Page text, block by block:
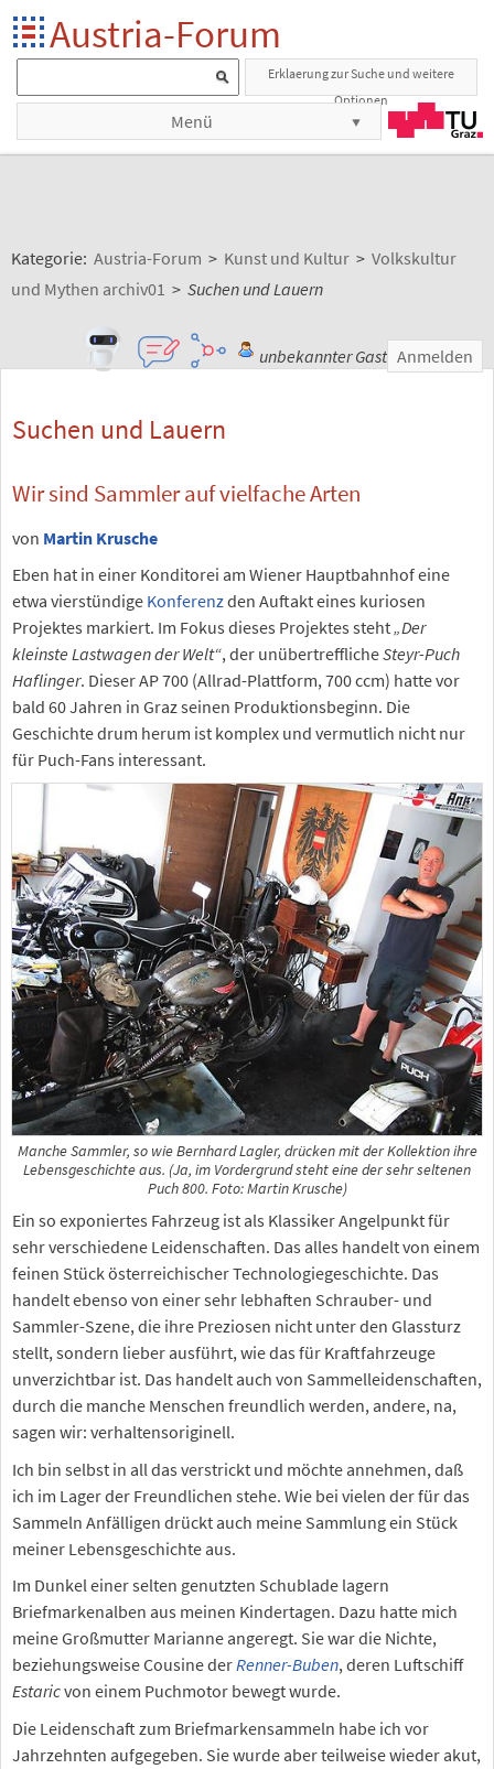
Austria-Forum
Erklaerung zur Suche und weitere
Optionen
Menü
Kategorie: Austria-Forum > Kunst und Kultur > Volkskultur
und Mythen archiv01 > Suchen und Lauern
unbekannter Gast Anmelden
Suchen und Lauern
Wir sind Sammler auf vielfache Arten
von Martin Krusche
Eben hat in einer Konditorei am Wiener Hauptbahnhof eine
etwa vierstündige Konferenzden Auftakt eines kuriosen
Projektes markiert. Im Fokus dieses Projektes steht„Der
kleinste Lastwagen der Welt“, der unübertrefflicheSteyr-Puch
Haflinger. Dieser AP 700 (Allrad-Plattform, 700 ccm) hatte vor
bald 60 Jahren in Graz seinen Produktionsbeginn. Die
Geschichte drum herum ist komplex und vermutlich nicht nur
für Puch-Fans interessant.
Manche Sammler, so wie Bernhard Lagler, drücken mit der Kollektion ihre
Lebensgeschichte aus. (Ja, im Vordergrund steht eine der sehr seltenen
Puch 800. Foto: Martin Krusche)
Ein so exponiertes Fahrzeug ist als Klassiker Angelpunkt für
sehr verschiedene Leidenschaften. Das alles handelt von einem
feinen Stück österreichischer Technologiegeschichte. Das
handelt ebenso von einer sehr lebhaften Schrauber- und
Sammler-Szene, die ihre Preziosen nicht unter den Glassturz
stellt, sondern lieber ausführt, wie das für Kraftfahrzeuge
unverzichtbar ist. Das handelt auch von Sammelleidenschaften,
durch die manche Menschen freundlich werden, andere, na,
sagen wir: verhaltensoriginell.
Ich bin selbst in all das verstrickt und möchte annehmen, daß
ich im Lager der Freundlichen stehe. Wie bei vielen der für das
Sammeln Anfälligen drückt auch meine Sammlung ein Stück
meiner Lebensgeschichte aus.
Im Dunkel einer selten genutzten Schublade lagern
Briefmarkenalben aus meinen Kindertagen. Dazu hatte mich
meine Großmutter Marianne angeregt. Sie war die Nichte,
beziehungsweise Cousine derRenner-Buben, deren Luftschiff
Estaricvon einem Puchmotor bewegt wurde.
Die Leidenschaft zum Briefmarkensammeln habe ich vor
Jahrzehnten aufgegeben. Sie wurde aber teilweise wieder akut,